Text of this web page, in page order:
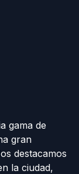
gama de
gran
destacamos
la ciudad,